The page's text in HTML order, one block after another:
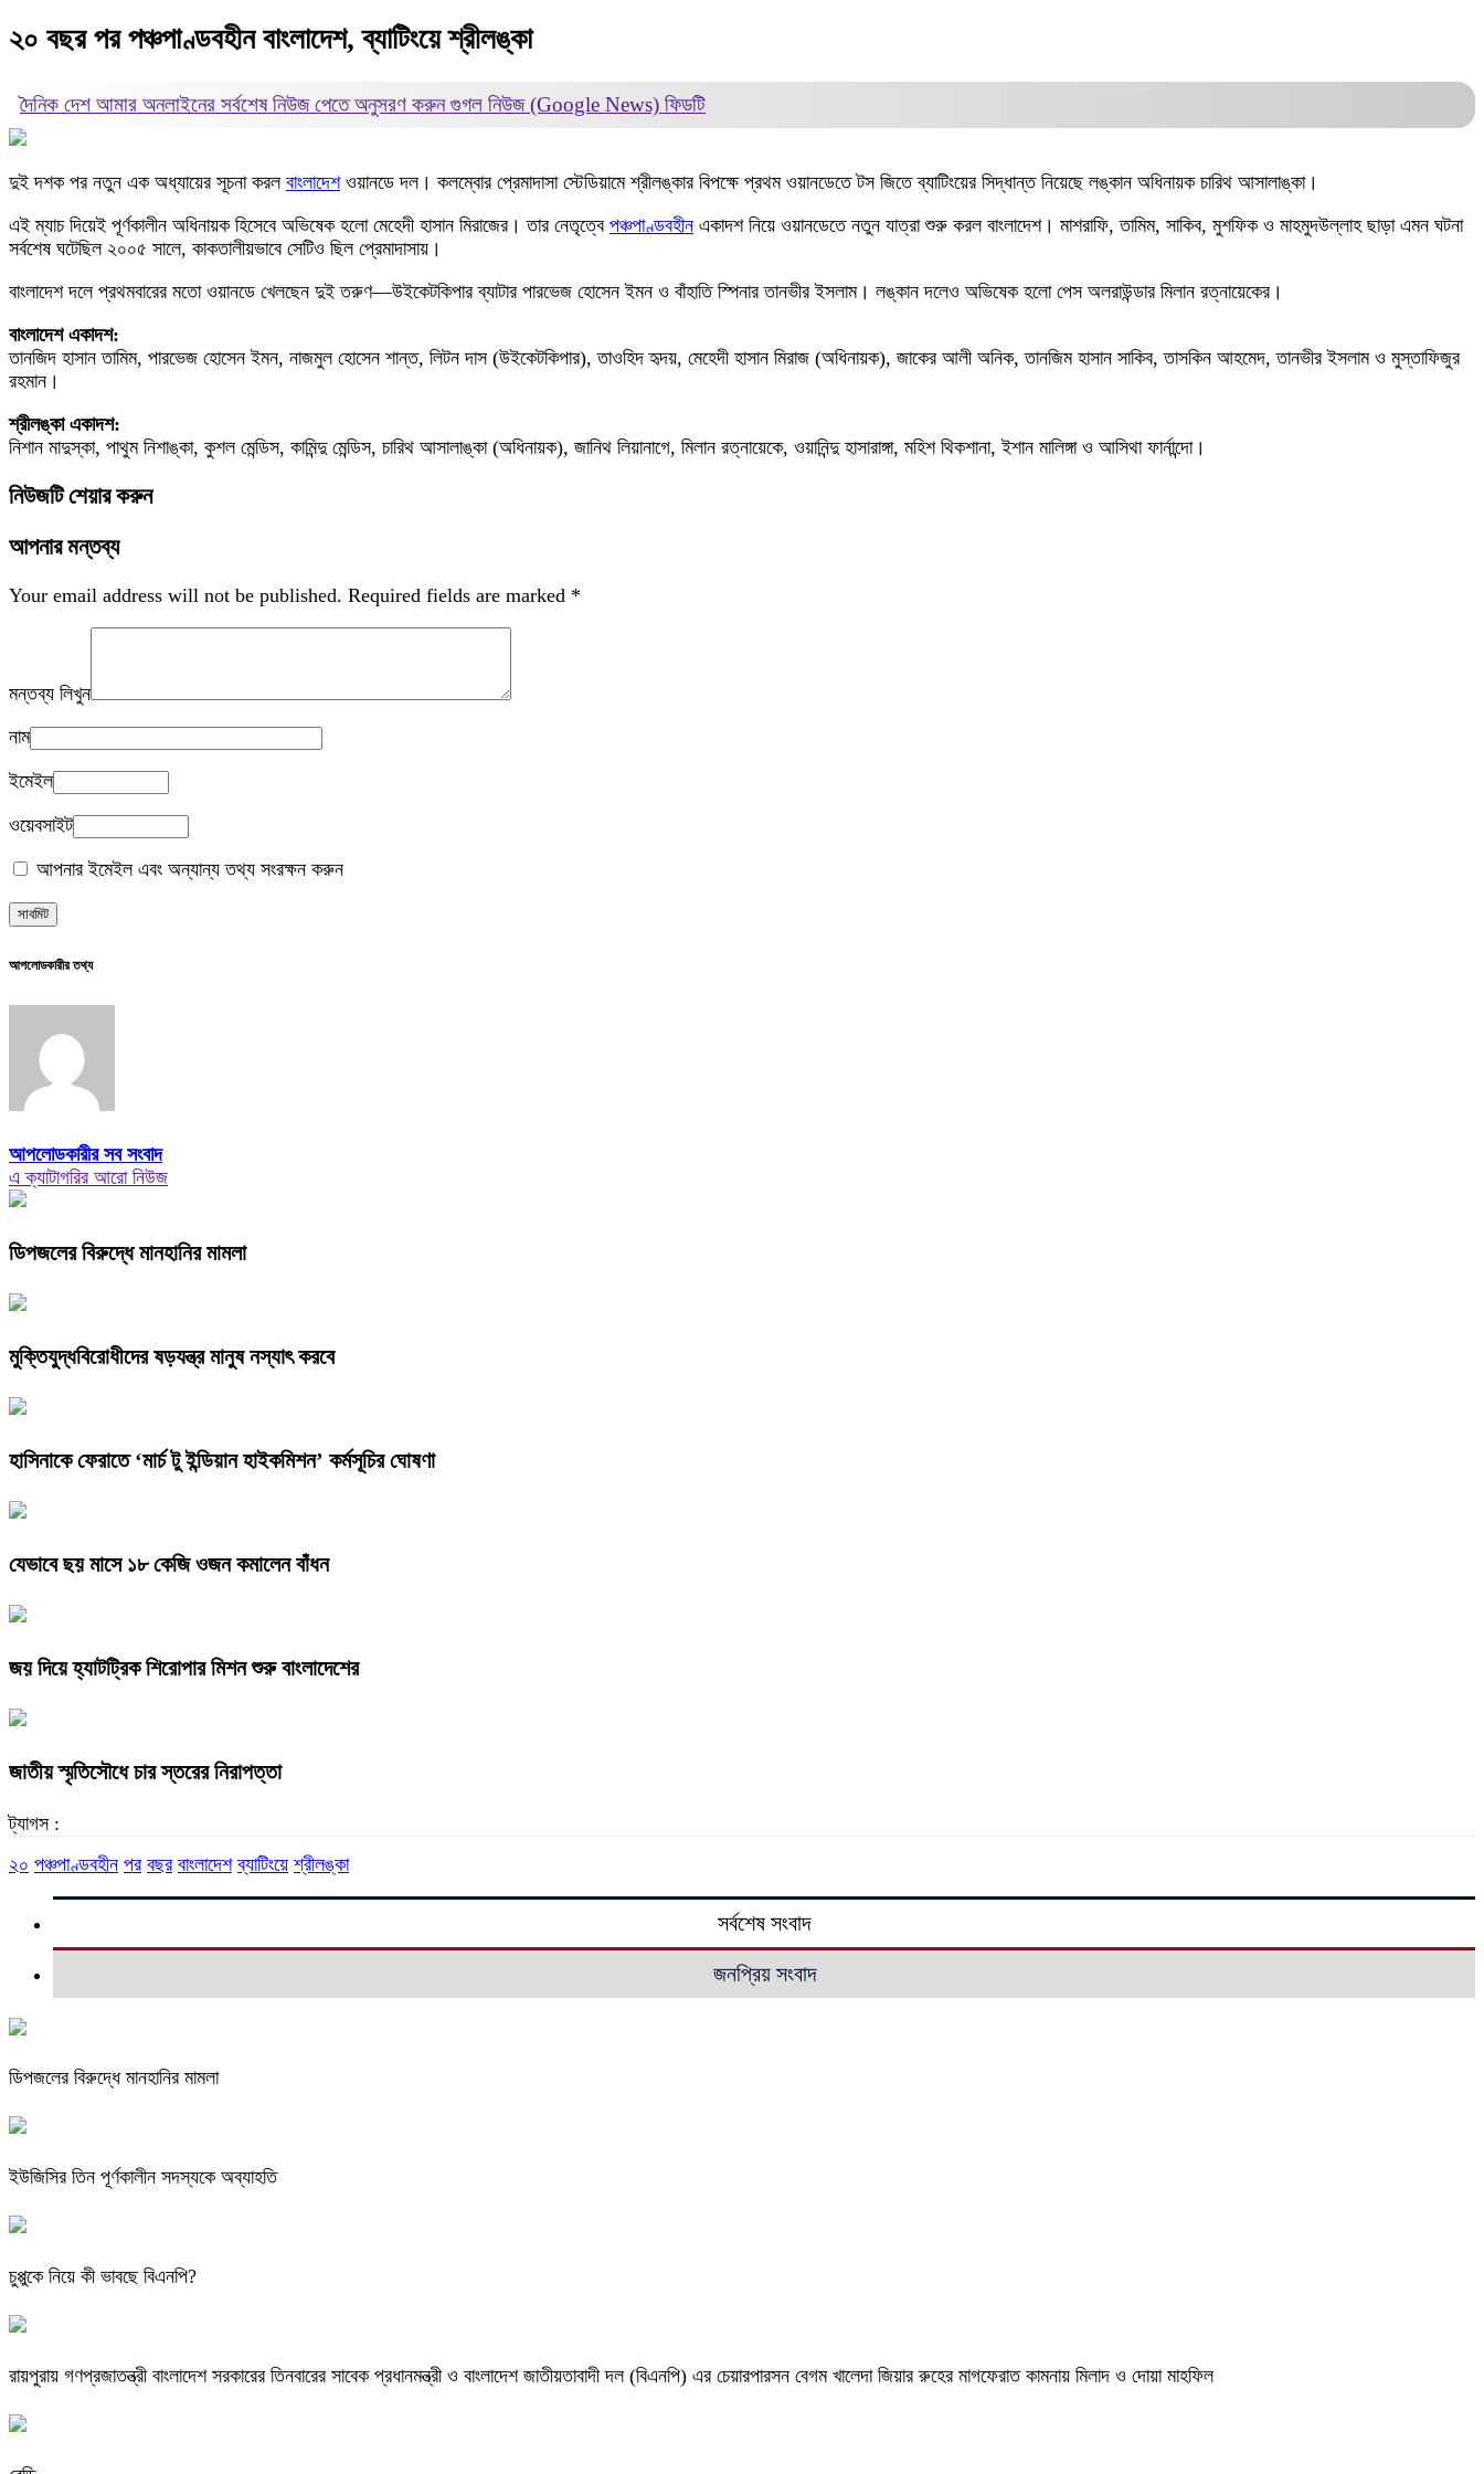
২০ বছর পর পঞ্চপাণ্ডবহীন বাংলাদেশ, ব্যাটিংয়ে শ্রীলঙ্কা
দৈনিক দেশ আমার অনলাইনের সর্বশেষ নিউজ পেতে অনুসরণ করুনগুগল নিউজ (Google News) ফিডটি
দুই দশক পর নতুন এক অধ্যায়ের সূচনা করল বাংলাদেশওয়ানডে দল। কলম্বোর প্রেমাদাসা স্টেডিয়ামে শ্রীলঙ্কার বিপক্ষে প্রথম ওয়ানডেতে টস জিতে ব্যাটিংয়ের সিদ্ধান্ত নিয়েছে লঙ্কান অধিনায়ক চারিথ আসালাঙ্কা।
এই ম্যাচ দিয়েই পূর্ণকালীন অধিনায়ক হিসেবে অভিষেক হলো মেহেদী হাসান মিরাজের। তার নেতৃত্বে পঞ্চপাণ্ডবহীন একাদশ নিয়ে ওয়ানডেতে নতুন যাত্রা শুরু করল বাংলাদেশ। মাশরাফি, তামিম, সাকিব, মুশফিক ও মাহমুদউল্লাহ ছাড়া এমন ঘটনা
সর্বশেষ ঘটেছিল ২০০৫ সালে, কাকতালীয়ভাবে সেটিও ছিল প্রেমাদাসায়।
বাংলাদেশ দলে প্রথমবারের মতো ওয়ানডে খেলছেন দুই তরুণ—উইকেটকিপার ব্যাটার পারভেজ হোসেন ইমন ও বাঁহাতি স্পিনার তানভীর ইসলাম। লঙ্কান দলেও অভিষেক হলো পেস অলরাউন্ডার মিলান রত্নায়েকের।
বাংলাদেশ একাদশ:
তানজিদ হাসান তামিম, পারভেজ হোসেন ইমন, নাজমুল হোসেন শান্ত, লিটন দাস (উইকেটকিপার), তাওহিদ হৃদয়, মেহেদী হাসান মিরাজ (অধিনায়ক), জাকের আলী অনিক, তানজিম হাসান সাকিব, তাসকিন আহমেদ, তানভীর ইসলাম ও মুস্তাফিজুর
রহমান।
শ্রীলঙ্কা একাদশ:
নিশান মাদুস্কা, পাথুম নিশাঙ্কা, কুশল মেন্ডিস, কামিন্দু মেন্ডিস, চারিথ আসালাঙ্কা (অধিনায়ক), জানিথ লিয়ানাগে, মিলান রত্নায়েকে, ওয়ানিন্দু হাসারাঙ্গা, মহিশ থিকশানা, ইশান মালিঙ্গা ও আসিথা ফার্নান্দো।
নিউজটি শেয়ার করুন
আপনার মন্তব্য
Your email address will not be published. Required fields are marked *
মন্তব্য লিখুন
নাম
ইমেইল
ওয়েবসাইট
আপনার ইমেইল এবং অন্যান্য তথ্য সংরক্ষন করুন
আপলোডকারীর তথ্য
আপলোডকারীর সব সংবাদ
এ ক্যাটাগরির আরো নিউজ
ডিপজলের বিরুদ্ধে মানহানির মামলা
মুক্তিযুদ্ধবিরোধীদের ষড়যন্ত্র মানুষ নস্যাৎ করবে
হাসিনাকে ফেরাতে ‘মার্চ টু ইন্ডিয়ান হাইকমিশন’ কর্মসূচির ঘোষণা
যেভাবে ছয় মাসে ১৮ কেজি ওজন কমালেন বাঁধন
জয় দিয়ে হ্যাটট্রিক শিরোপার মিশন শুরু বাংলাদেশের
জাতীয় স্মৃতিসৌধে চার স্তরের নিরাপত্তা
ট্যাগস :
২০ পঞ্চপাণ্ডবহীন পর বছর বাংলাদেশ ব্যাটিংয়ে শ্রীলঙ্কা
সর্বশেষ সংবাদ
জনপ্রিয় সংবাদ
ডিপজলের বিরুদ্ধে মানহানির মামলা
ইউজিসির তিন পূর্ণকালীন সদস্যকে অব্যাহতি
চুপ্পুকে নিয়ে কী ভাবছে বিএনপি?
রায়পুরায় গণপ্রজাতন্ত্রী বাংলাদেশ সরকারের তিনবারের সাবেক প্রধানমন্ত্রী ও বাংলাদেশ জাতীয়তাবাদী দল (বিএনপি) এর চেয়ারপারসন বেগম খালেদা জিয়ার রুহের মাগফেরাত কামনায় মিলাদ ও দোয়া মাহফিল